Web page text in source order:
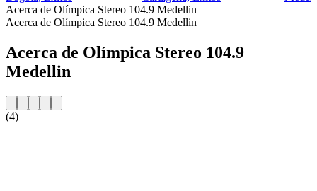
Acerca de Olímpica Stereo 104.9 Medellin
Acerca de Olímpica Stereo 104.9 Medellin
Acerca de Olímpica Stereo 104.9
Medellin
(4)